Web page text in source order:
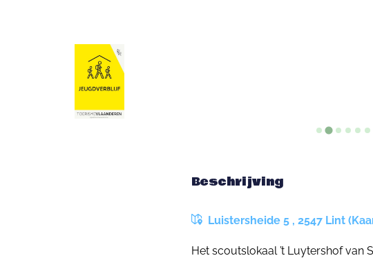
Beschrijving
Luistersheide 5 , 2547 Lint
Het scoutslokaal ’t Luytershof van